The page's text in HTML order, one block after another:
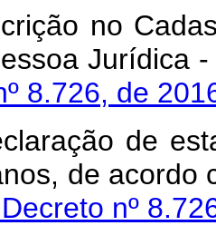
no
8.726, de
de
de acordo
nº